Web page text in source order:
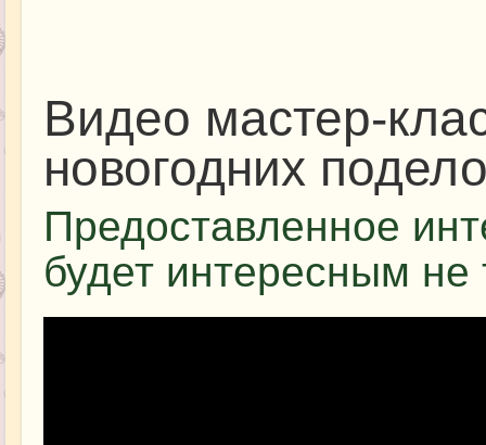
Видео мастер-
новогодних
Предоставленное
будет интересным не